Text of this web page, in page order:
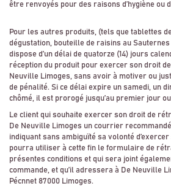
être renvoyés pour des raisons d’hygiène ou
Pour les autres produits, (tels que tablettes
dégustation, bouteille de raisins au
dispose d’un délai de quatorze (14) jours
réception du produit pour exercer son droit
Neuville Limoges, sans avoir à motiver ou
de pénalité. Si ce délai expire un samedi, un
chômé, il est prorogé jusqu’au premier jour
Le client qui souhaite exercer son droit de
De Neuville Limoges un courrier
indiquant sans ambiguïté sa volonté
pourra utiliser à cette fin le formulaire de
présentes conditions et qui sera joint
commande, et qu’il adressera à De Neuville
Pécnnet 87000 Limoges.